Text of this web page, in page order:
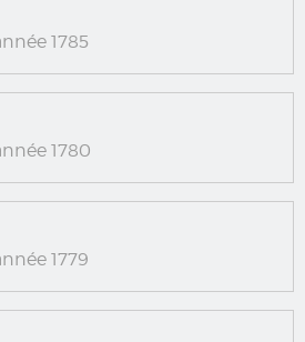
1785
1780
1779